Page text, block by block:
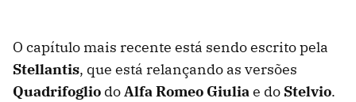
O capítulo mais recente está sendo escrito pela
Stellantis, que está relançando as versões
Quadrifoglio doAlfa Romeo Giuliae do Stelvio.